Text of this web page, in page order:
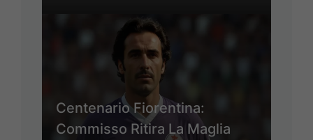
Centenario Fiorentina:
Commisso Ritira La Maglia